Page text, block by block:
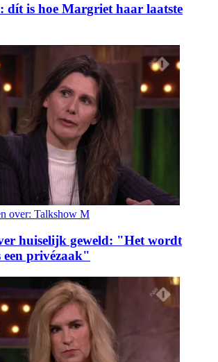
dít is hoe Margriet haar laatste
over: Talkshow M
huiselijk geweld: "Het wordt
een privézaak"